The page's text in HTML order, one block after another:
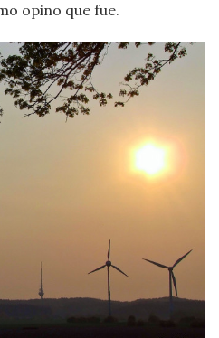
opino que fue.